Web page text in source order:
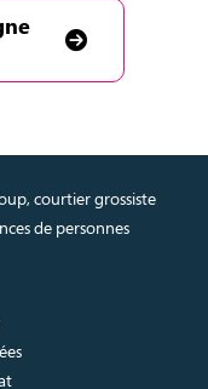
courtier grossiste
de personnes